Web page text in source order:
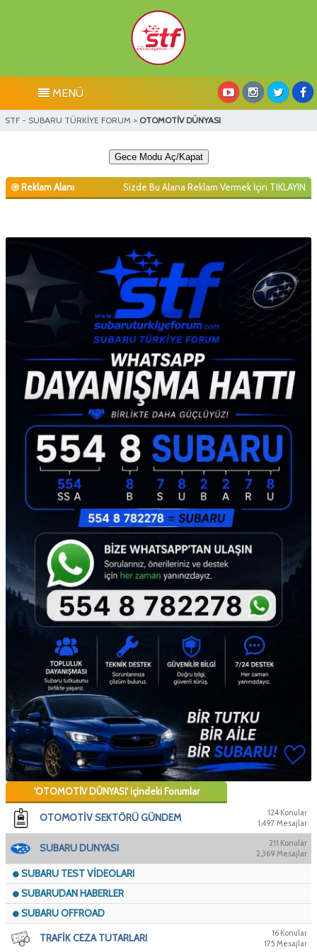
MENÜ
STF - SUBARU TÜRKİYE FORUM > OTOMOTİV DÜNYASI
Gece Modu Aç/Kapat
Reklam Alanı Sizde Bu Alana Reklam Vermek İçin TIKLAYIN
'OTOMOTİV DÜNYASI' içindeki Forumlar
OTOMOTİV SEKTÖRÜ GÜNDEM
124 Konular
1,497 Mesajlar
SUBARU DUNYASI
211 Konular
2,369 Mesajlar
SUBARU TEST VİDEOLARI
SUBARUDAN HABERLER
SUBARU OFFROAD
TRAFİK CEZA TUTARLARI
16 Konular
175 Mesajlar